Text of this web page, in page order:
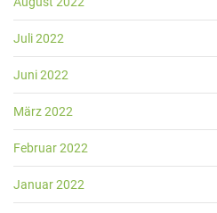
Juli 2022
Juni 2022
März 2022
Februar 2022
Januar 2022